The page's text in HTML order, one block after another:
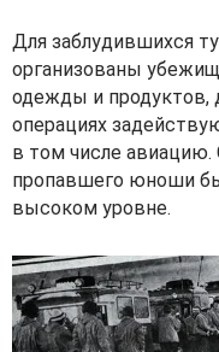
Для заблудившихся
организованы
одежды и продуктов,
операциях
в том числе авиацию.
пропавшего юноши
высоком уровне.